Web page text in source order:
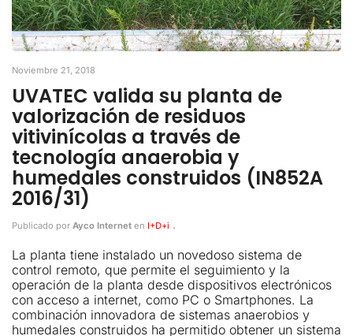
Noviembre 21, 2018
UVATEC valida su planta de
valorización de residuos
vitivinícolas a través de
tecnología anaerobia y
humedales construidos (IN852A
2016/31)
Publicado por Ayco Internet en I+D+i .
La planta tiene instalado un novedoso sistema de
control remoto, que permite el seguimiento y la
operación de la planta desde dispositivos electrónicos
con acceso a internet, como PC o Smartphones. La
combinación innovadora de sistemas anaerobios y
humedales construidos ha permitido obtener un sistema